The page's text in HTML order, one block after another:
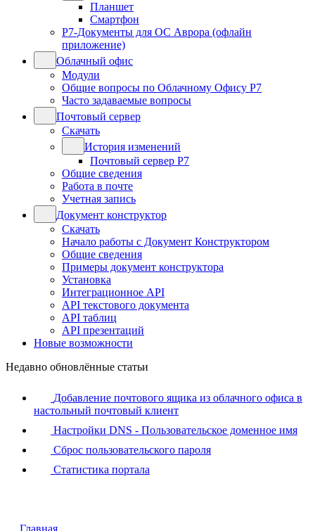
Планшет
Смартфон
Р7-Документы для ОС Аврора (офлайн
приложение)
Облачный офис
Модули
Общие вопросы по Облачному Офису Р7
Часто задаваемые вопросы
Почтовый сервер
Скачать
История изменений
Почтовый сервер Р7
Общие сведения
Работа в почте
Учетная запись
Документ конструктор
Скачать
Начало работы с Документ Конструктором
Общие сведения
Примеры документ конструктора
Установка
Интеграционное API
API текстового документа
API таблиц
API презентаций
Новые возможности
Недавно обновлённые статьи
Добавление почтового ящика из облачного офиса в
настольный почтовый клиент
Настройки DNS - Пользовательское доменное имя
Сброс пользовательского пароля
Статистика портала
Главная